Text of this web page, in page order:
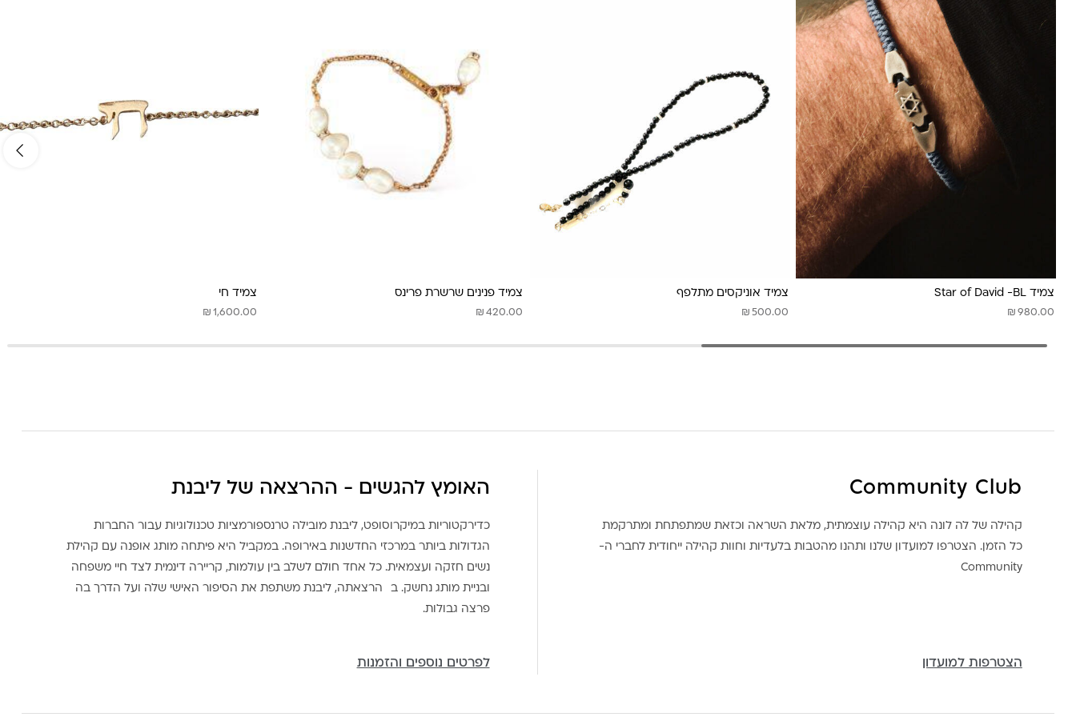
צמיד Star of David -BL
₪ 980.00
צמיד אוניקסים מתלפף
₪ 500.00
צמיד פנינים שרשרת פרינס
₪ 420.00
צמיד חי
₪ 1,600.00
Community Club
קהילה של לה לונה היא קהילה עוצמתית, מלאת השראה וכזאת שמתפתחת ומתרקמת
כל הזמן. הצטרפו למועדון שלנו ותהנו מהטבות בלעדיות וחוות קהילה ייחודית לחברי ה-
Community
הצטרפות למועדון
האומץ להגשים - ההרצאה של ליבנת
כדירקטוריות במיקרוסופט, ליבנת מובילה טרנספורמציות טכנולוגיות עבור החברות
הגדולות ביותר במרכזי החדשנות באירופה. במקביל היא פיתחה מותג אופנה עם קהילת
נשים חזקה ועצמאית. כל אחד חולם לשלב בין עולמות, קריירה דינמית לצד חיי משפחה
ובניית מותג נחשק. ב הרצאתה, ליבנת משתפת את הסיפור האישי שלה ועל הדרך בה
פרצה גבולות.
לפרטים נוספים והזמנות